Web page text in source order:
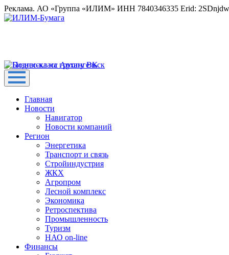
Реклама. АО «Группа «ИЛИМ» ИНН 7840346335 Erid:
Главная
Новости
Навигатор
Новости компаний
Регион
Энергетика
Транспорт и связь
Стройиндустрия
ЖКХ
Агропром
Лесной комплекс
Экономика
Ретроспектива
Промышленность
Туризм
НАО on-line
Финансы